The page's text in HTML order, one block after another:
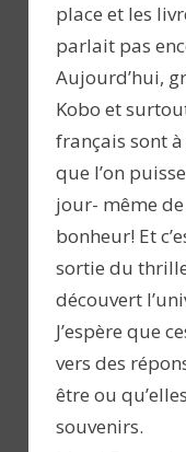
place et les
parlait pas
Aujourd’hui,
Kobo et
français sont
que l’on
jour- même
bonheur! Et
sortie du
découvert
J’espère que
vers des
être ou
souvenirs.